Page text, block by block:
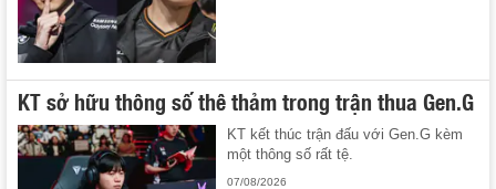
KT sở hữu thông số thê thảm trong trận thua Gen.G
KT kết thúc trận đấu với Gen.G kèm
một thông số rất tệ.
07/08/2026